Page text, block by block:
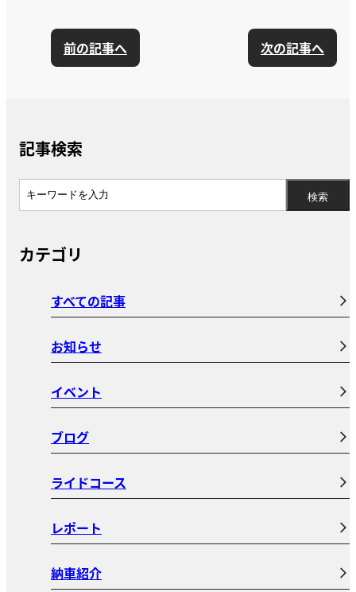
前の記事へ 次の記事へ
記事検索
カテゴリ
すべての記事
お知らせ
イベント
ブログ
ライドコース
レポート
納車紹介